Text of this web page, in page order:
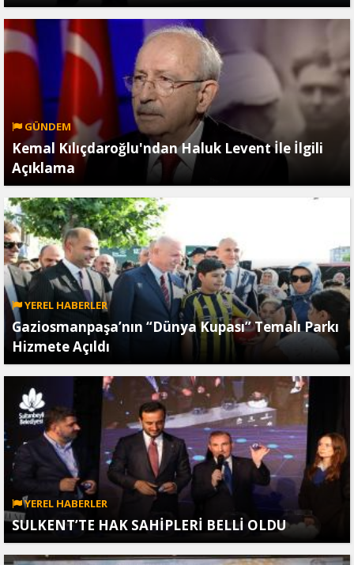
GÜNDEM
Kemal Kılıçdaroğlu'ndan Haluk Levent İle İlgili
Açıklama
YEREL HABERLER
Gaziosmanpaşa’nın “Dünya Kupası” Temalı Parkı
Hizmete Açıldı
YEREL HABERLER
SULKENT’TE HAK SAHİPLERİ BELLİ OLDU